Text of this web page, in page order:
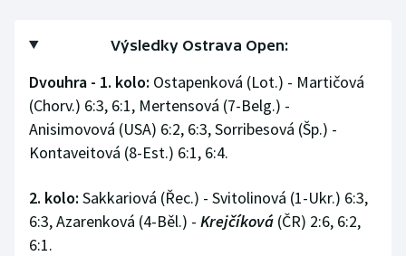
Výsledky Ostrava Open:
Dvouhra - 1. kolo: Ostapenková (Lot.) - Martičová
(Chorv.) 6:3, 6:1, Mertensová (7-Belg.) -
Anisimovová (USA) 6:2, 6:3, Sorribesová (Šp.) -
Kontaveitová (8-Est.) 6:1, 6:4.
2. kolo: Sakkariová (Řec.) - Svitolinová (1-Ukr.) 6:3,
6:3, Azarenková (4-Běl.) - Krejčíková (ČR) 2:6, 6:2,
6:1.